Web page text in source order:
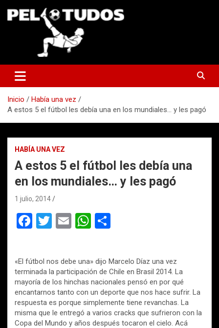
Inicio
Había una vez
A estos 5 el fútbol les debía una en los mundiales… y les pagó
HABÍA UNA VEZ
A estos 5 el fútbol les debía una
en los mundiales… y les pagó
1 julio, 2014
F
b
o
o
k
T
er
E
W
s
A
p
p
p
ar
tir
«El fútbol nos debe una» dijo Marcelo Díaz una vez
terminada la participación de Chile en Brasil 2014. La
mayoría de los hinchas nacionales pensó en por qué
encantarnos tanto con un deporte que nos hace sufrir. La
respuesta es porque simplemente tiene revanchas. La
misma que le entregó a varios cracks que sufrieron con la
Copa del Mundo y años después tocaron el cielo. Acá